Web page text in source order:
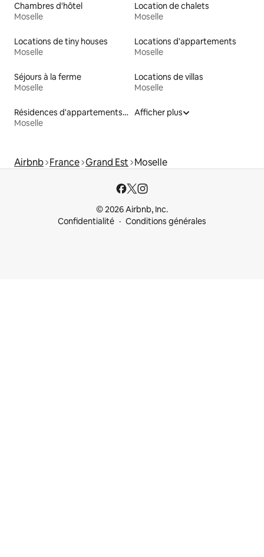
Chambres d'hôtel
Moselle
Location de chalets
Moselle
Locations de tiny houses
Moselle
Locations d'appartements
Moselle
Séjours à la ferme
Moselle
Locations de villas
Moselle
Résidences d'appartements en location
Moselle
Afficher plus
Airbnb France Grand Est Moselle
© 2026 Airbnb, Inc.
Confidentialité
Conditions générales